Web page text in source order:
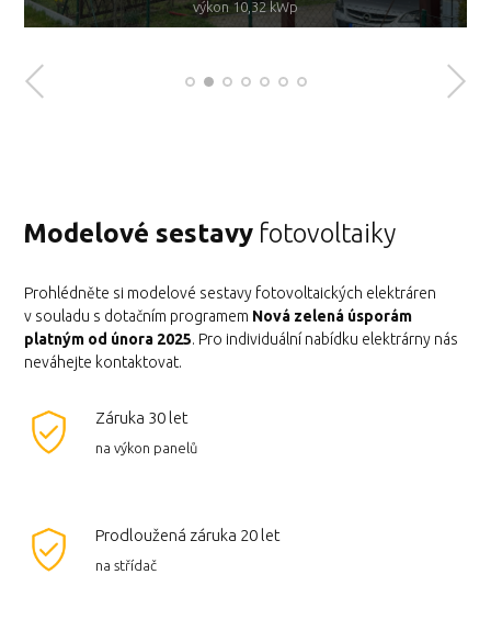
výkon 10,32 kWp
s bateriovým úložištěm 10 kWh
s bateriovým úložištěm 7 kWh
s bateriovým úložištěm 14 kWh
Modelové sestavy fotovoltaiky
Prohlédněte si modelové sestavy fotovoltaických elektráren
v souladu s dotačním programem Nová zelená úsporám
platným od února 2025. Pro individuální nabídku elektrárny nás
neváhejte kontaktovat.
Záruka 30 let
na výkon panelů
Prodloužená záruka 20 let
na střídač